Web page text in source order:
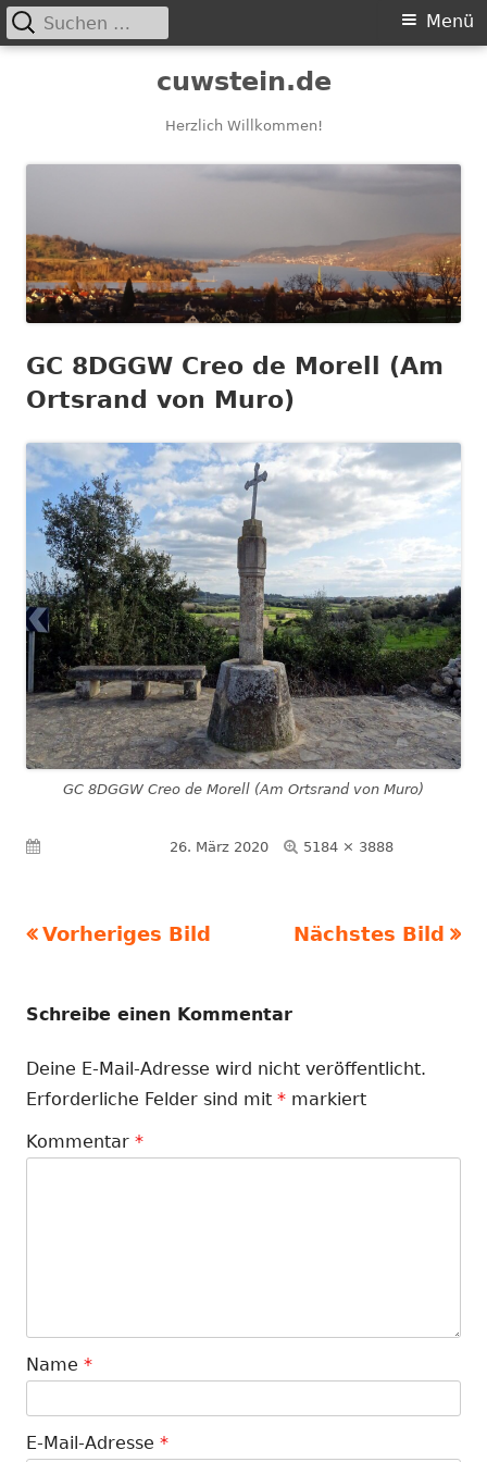
cuwstein.de
Herzlich Willkommen!
Primäres
Menü
Suchen
nach:
GC 8DGGW Creo de Morell (Am
Ortsrand von Muro)
GC 8DGGW Creo de Morell (Am Ortsrand von Muro)
26. März 2020 Volle
5184 × 3888
Vorheriges Bild Nächstes Bild
Schreibe einen Kommentar
Deine E-Mail-Adresse wird nicht veröffentlicht.
Erforderliche Felder sind mit * markiert
Kommentar *
Name *
E-Mail-Adresse *